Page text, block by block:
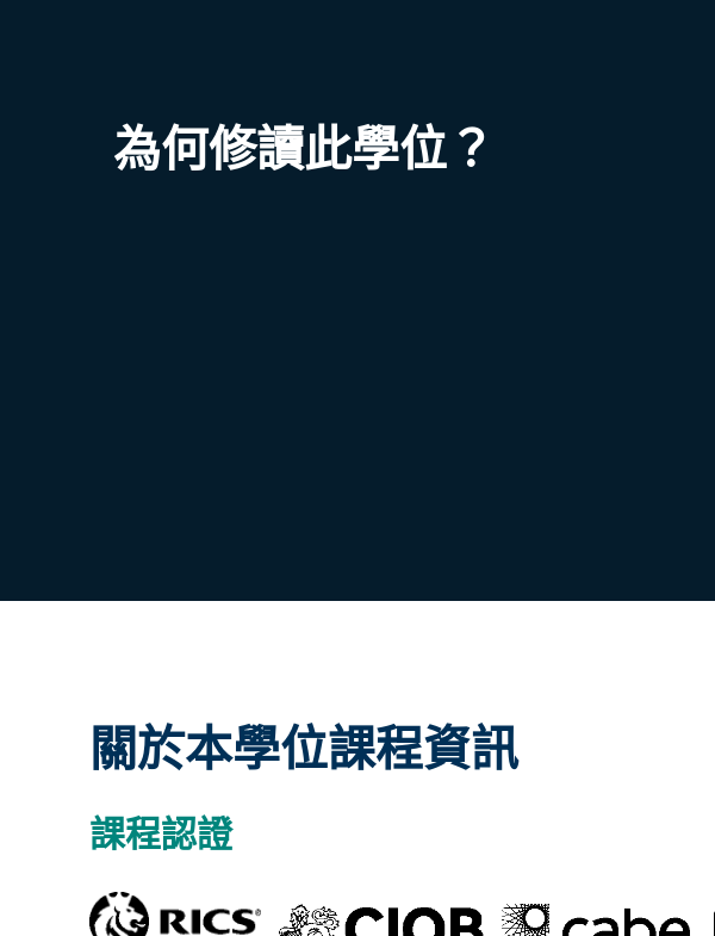
為何修讀此學位？
關於本學位課程資訊
課程認證